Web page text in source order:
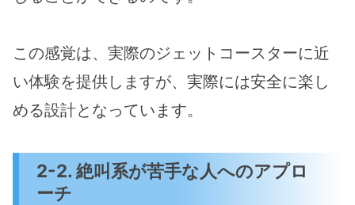
この感覚は、実際のジェットコースターに近
い体験を提供しますが、実際には安全に楽し
める設計となっています。
2-2. 絶叫系が苦手な人へのアプロ
ーチ